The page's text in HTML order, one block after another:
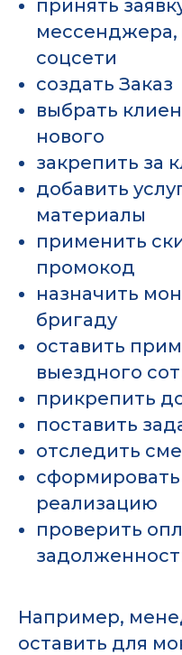
принять
мессенджера,
соцсети
создать Заказ
выбрать
нового
закрепить за
добавить
материалы
применить
промокод
назначить
бригаду
оставить
выездного
прикрепить
поставить
отследить
реализацию
проверить
Например,
оставить для